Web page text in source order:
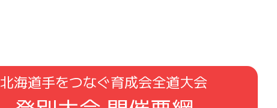
北海道手をつなぐ育成会全道大会